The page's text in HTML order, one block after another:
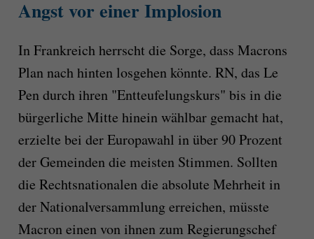
Angst vor einer Implosion
In Frankreich herrscht die Sorge, dass Macrons
Plan nach hinten losgehen könnte. RN, das Le
Pen durch ihren "Entteufelungskurs" bis in die
bürgerliche Mitte hinein wählbar gemacht hat,
erzielte bei der Europawahl in über 90 Prozent
der Gemeinden die meisten Stimmen. Sollten
die Rechtsnationalen die absolute Mehrheit in
der Nationalversammlung erreichen, müsste
Macron einen von ihnen zum Regierungschef